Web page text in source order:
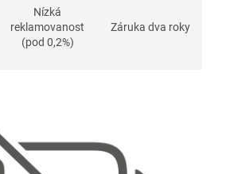
Nízká
reklamovanost
(pod 0,2%)
Záruka dva roky